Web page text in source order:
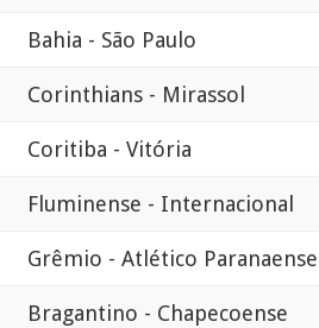
Bahia - São Paulo
Corinthians - Mirassol
Coritiba - Vitória
Fluminense - Internacional
Grêmio - Atlético Paranaense
Bragantino - Chapecoense